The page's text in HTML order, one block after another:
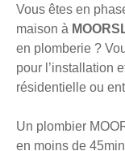
Vous êtes en
maison à
en plomberie ?
pour l’installation
résidentielle ou
Un plombier
en moins de